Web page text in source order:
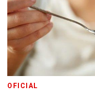
OFICIAL